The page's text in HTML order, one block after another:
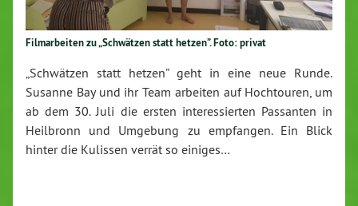
Filmarbeiten zu „Schwätzen statt hetzen”. Foto: privat
„Schwätzen statt hetzen” geht in eine neue Runde.
Susanne Bay und ihr Team arbeiten auf Hochtouren, um
ab dem 30. Juli die ersten interessierten Passanten in
Heilbronn und Umgebung zu empfangen. Ein Blick
hinter die Kulissen verrät so einiges…